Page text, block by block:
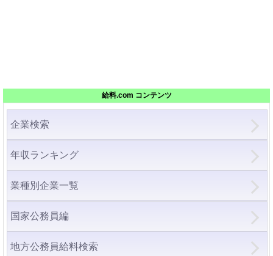
給料.com コンテンツ
企業検索
年収ランキング
業種別企業一覧
国家公務員編
地方公務員給料検索